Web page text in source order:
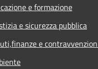
e formazione
e sicurezza pubblica
e